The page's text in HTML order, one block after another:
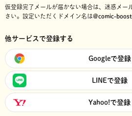
仮登録完了メールが届かない場合は、迷惑メー
さい。 設定いただくドメイン名は@comic-
他サービスで登録する
Googleで登録
LINEで登録
Yahoo!で登録